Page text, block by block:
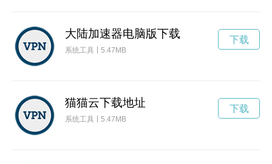
大陆加速器电脑版下载
系统工具 5.47MB
下载
猫猫云下载地址
系统工具 5.47MB
下载